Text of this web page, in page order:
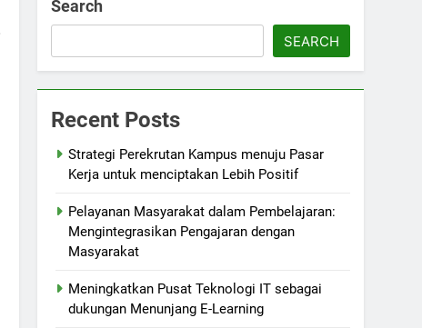
Search
SEARCH
Recent Posts
Strategi Perekrutan Kampus menuju Pasar
Kerja untuk menciptakan Lebih Positif
Pelayanan Masyarakat dalam Pembelajaran:
Mengintegrasikan Pengajaran dengan
Masyarakat
Meningkatkan Pusat Teknologi IT sebagai
dukungan Menunjang E-Learning